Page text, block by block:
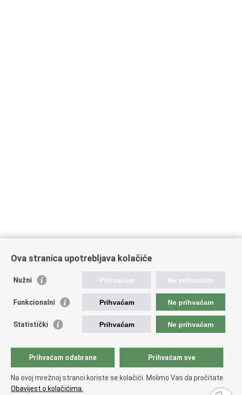
Institucije i javne ustanove u
nadležnosti Ministarstva
Agencija za ugljikovodike
Hrvatska akreditacijska agencija
Hrvatski zavod za norme
Hrvatska agencija za malo gospodarstvo, inovacije i
Ova stranica upotrebljava kolačiće
Nužni Prihvaćam Ne prihvaćam
Funkcionalni Prihvaćam Ne prihvaćam
Statistički Prihvaćam Ne prihvaćam
Prihvaćam odabrane Prihvaćam sve
Na ovoj mrežnoj stranci koriste se kolačići. Molimo Vas da pročitate
Obavijest o kolačićima.